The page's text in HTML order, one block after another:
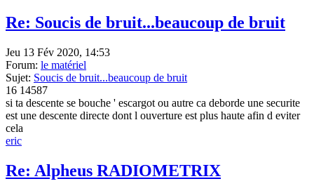
Re: Soucis de bruit...beaucoup de bruit
Jeu 13 Fév 2020, 14:53
Forum: le matériel
Sujet: Soucis de bruit...beaucoup de bruit
16 14587
si ta descente se bouche ' escargot ou autre ca deborde une securite
est une descente directe dont l ouverture est plus haute afin d eviter
cela
eric
Re: Alpheus RADIOMETRIX